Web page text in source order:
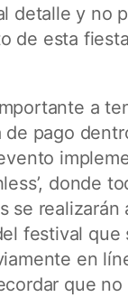
detalle y no
de esta
a
de pago
donde
se realizarán
festival que
en
que no